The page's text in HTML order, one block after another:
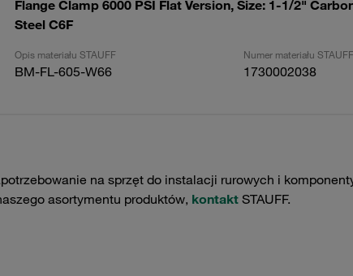
Flange Clamp 6000 PSI Flat Version, Size: 1-1/2"
Steel C6F
Opis materiału STAUFF Numer materiału STAUFF
BM-FL-605-W66 1730002038
na sprzęt do instalacji rurowych i
asortymentu produktów, kontaktSTAUFF.